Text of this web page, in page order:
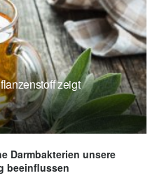
s41598-022-24642-3,
University: Twin study links
epigenetic changes
eurekalert.org
zeigt
Darmbakterien unsere
beeinflussen